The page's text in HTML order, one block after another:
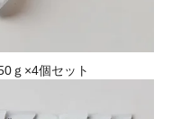
ｇ×4個セット